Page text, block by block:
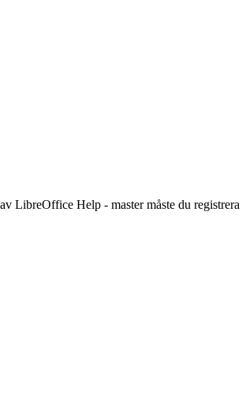
LibreOffice Help - master måste du registrera